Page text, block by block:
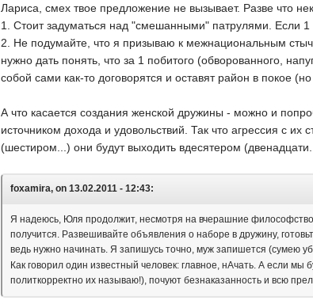
Лариса, смех твое предложение не вызывает. Разве что
1. Стоит задуматься над "смешанными" патрулями. Если
2. Не подумайте, что я призываю к межнациональным
нужно дать понять, что за 1 побитого (обворованного,
собой сами как-то договорятся и оставят район в покое
А что касается создания женской дружины - можно и
источником дохода и удовольствий. Так что агрессия с
(шестиром...) они будут выходить вдесятером
foxamira, on 13.02.2011 - 12:43:
Я надеюсь, Юля продолжит, несмотря на вчерашние
получится. Развешивайте объявления о наборе в дружину,
ведь нужно начинать. Я запишусь точно, муж запишется (сумею
Как говорил один известный человек: главное, нАчать. А если
политкорректно их называю!), почуют безнаказанность и всю